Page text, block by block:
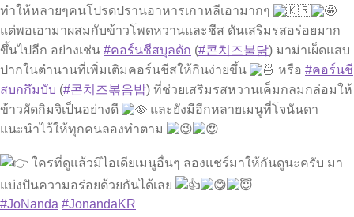
ทำให้หลายๆคนโปรดปรานอาหารเกาหลีเอามากๆ
แต่พอเอามาผสมกับข้าวโพดหวานและชีส ดันเสริมรสอร่อยมาก
ขึ้นไปอีก อย่างเช่น #คอร์นชีสบุลดัก (#콘치즈불닭) มาม่าเผ็ดแสบ
ปากในตำนานที่เพิ่มเติมคอร์นชีสให้กินง่ายขึ้น
หรือ #คอร์นชี
สบกกึมบับ (#콘치즈볶음밥) ที่ช่วยเสริมรสหวานเค็มกลมกล่อมให้
ข้าวผัดกิมจิเป็นอย่างดี
และยังมีอีกหลายเมนูที่โจนันดา
แนะนำไว้ให้ทุกคนลองทำตาม
ใครที่ดูแล้วมีไอเดียเมนูอื่นๆ ลองแชร์มาให้กันดูนะครับ มา
แบ่งปันความอร่อยด้วยกันได้เลย
#JoNanda #JonandaKR